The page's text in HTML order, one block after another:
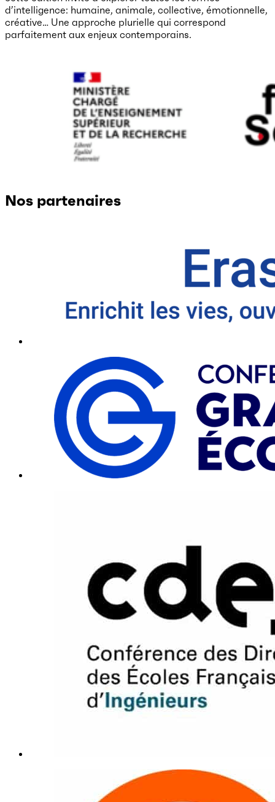
d’intelligence: humaine, animale, collective, émotionnelle,
créative… Une approche plurielle qui correspond
parfaitement aux enjeux contemporains.
Nos partenaires